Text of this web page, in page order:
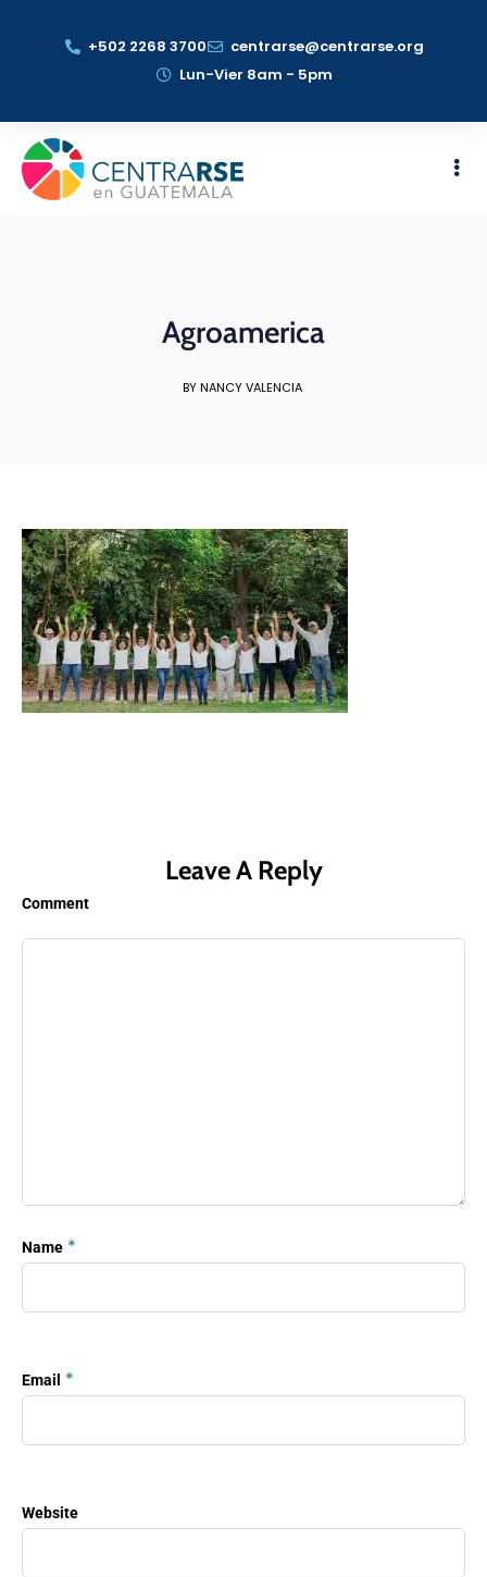
+502 2268 3700
centrarse@centrarse.org
Lun-Vier 8am - 5pm
Agroamerica
BY NANCY VALENCIA
Leave A Reply
Comment
Name *
Email *
Website